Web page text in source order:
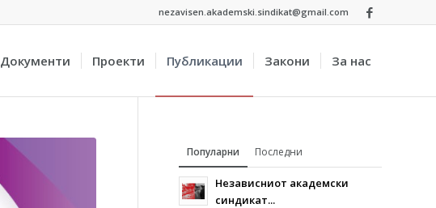
nezavisen.akademski.sindikat@gmail.com
Документи Проекти Публикации Закони За нас
Популарни Последни
Независниот академски
синдикат...